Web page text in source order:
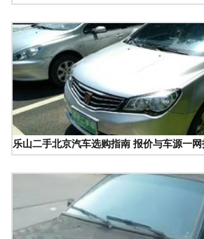
乐山二手北京汽车选购指南 报价与车源一